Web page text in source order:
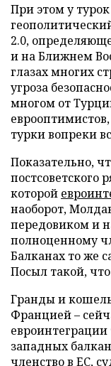
При этом у
2.0,
и на Ближнем
глазах многих
угроза
многом от
турки вопреки
Показательно,
постсоветского
которой
наоборот,
передовиком и
полноценному
Балканах то же
Посыл такой,
Гранды и
Францией –
западных
членство в ЕС,